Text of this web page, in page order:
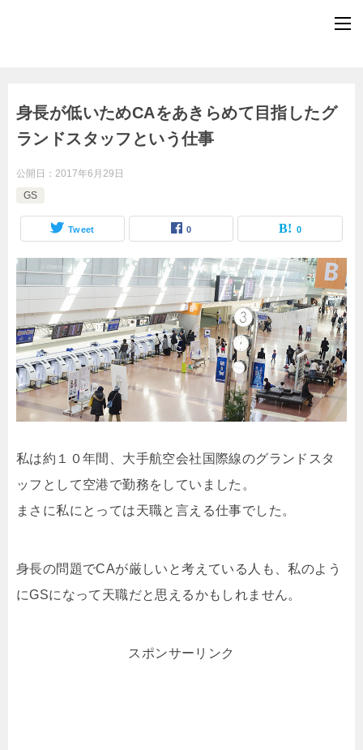
身長が低いためCAをあきらめて目指したグ
ランドスタッフという仕事
公開日： 2017年6月29日
GS
Tweet 0 0
私は約１０年間、大手航空会社国際線のグランドスタ
ッフとして空港で勤務をしていました。
まさに私にとっては天職と言える仕事でした。
身長の問題でCAが厳しいと考えている人も、私のよう
にGSになって天職だと思えるかもしれません。
スポンサーリンク